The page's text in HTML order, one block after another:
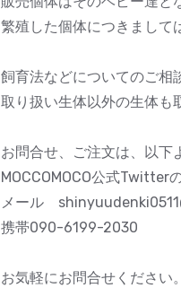
繁殖した個体につきまして
飼育法などについてのご相
取り扱い生体以外の生体も
お問合せ、ご注文は、以下
MOCCOMOCO公式
メール
携帯090-6199-2030
お気軽にお問合せください。